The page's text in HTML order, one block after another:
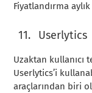
Fiyatlandırma
Userlytics
Uzaktan kullanıcı
Userlytics’i
araçlarından biri